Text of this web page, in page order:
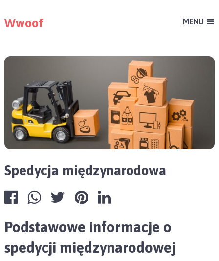
Wwoof MENU
Spedycja międzynarodowa
Podstawowe informacje o
spedycji międzynarodowej